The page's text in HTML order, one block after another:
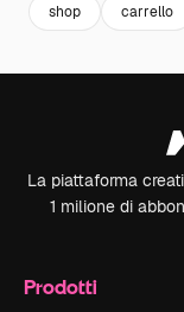
shop carrello
La piattaforma
1 milione di
Prodotti